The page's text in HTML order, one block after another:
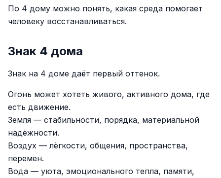
По 4 дому можно понять, какая среда помогает
человеку восстанавливаться.
Знак 4 дома
Знак на 4 доме даёт первый оттенок.
Огонь может хотеть живого, активного дома, где
есть движение.
Земля — стабильности, порядка, материальной
надёжности.
Воздух — лёгкости, общения, пространства,
перемен.
Вода — уюта, эмоционального тепла, памяти,